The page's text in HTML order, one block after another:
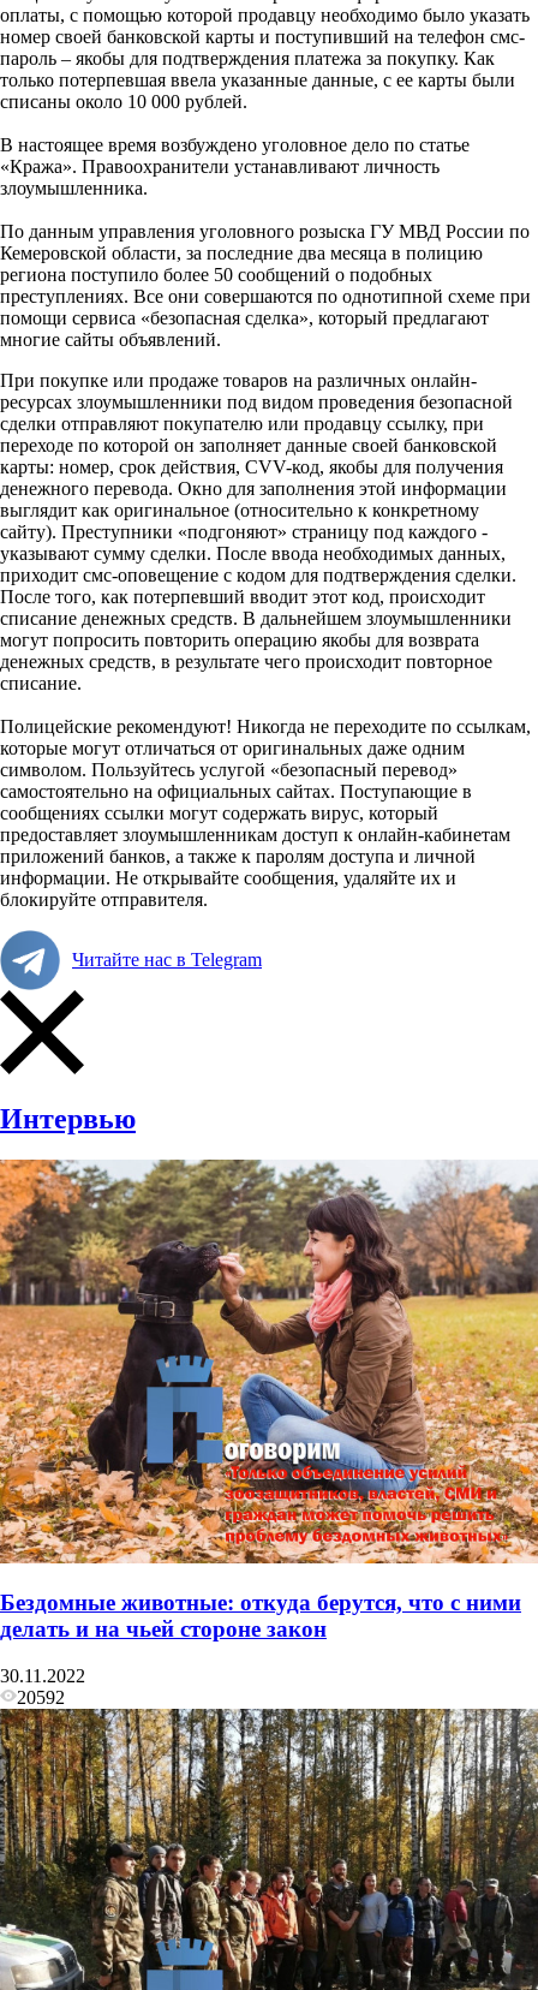
оплаты, с помощью которой продавцу необходимо было указать
номер своей банковской карты и поступивший на телефон смс-
пароль – якобы для подтверждения платежа за покупку. Как
только потерпевшая ввела указанные данные, с ее карты были
списаны около 10 000 рублей.
В настоящее время возбуждено уголовное дело по статье
«Кража». Правоохранители устанавливают личность
злоумышленника.
По данным управления уголовного розыска ГУ МВД России по
Кемеровской области, за последние два месяца в полицию
региона поступило более 50 сообщений о подобных
преступлениях. Все они совершаются по однотипной схеме при
помощи сервиса «безопасная сделка», который предлагают
многие сайты объявлений.
При покупке или продаже товаров на различных онлайн-
ресурсах злоумышленники под видом проведения безопасной
сделки отправляют покупателю или продавцу ссылку, при
переходе по которой он заполняет данные своей банковской
карты: номер, срок действия, CVV-код, якобы для получения
денежного перевода. Окно для заполнения этой информации
выглядит как оригинальное (относительно к конкретному
сайту). Преступники «подгоняют» страницу под каждого -
указывают сумму сделки. После ввода необходимых данных,
приходит смс-оповещение с кодом для подтверждения сделки.
После того, как потерпевший вводит этот код, происходит
списание денежных средств. В дальнейшем злоумышленники
могут попросить повторить операцию якобы для возврата
денежных средств, в результате чего происходит повторное
списание.
Полицейские рекомендуют! Никогда не переходите по ссылкам,
которые могут отличаться от оригинальных даже одним
символом. Пользуйтесь услугой «безопасный перевод»
самостоятельно на официальных сайтах. Поступающие в
сообщениях ссылки могут содержать вирус, который
предоставляет злоумышленникам доступ к онлайн-кабинетам
приложений банков, а также к паролям доступа и личной
информации. Не открывайте сообщения, удаляйте их и
блокируйте отправителя.
Читайте нас в Telegram
Интервью
Бездомные животные: откуда берутся, что с ними
делать и на чьей стороне закон
30.11.2022
20592